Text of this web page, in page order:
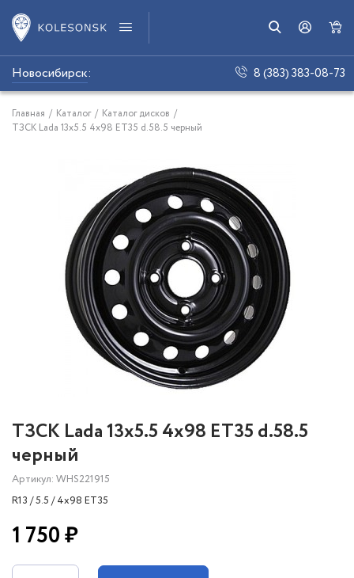
Новосибирск: 8 (383) 383-08-73
Главная / Каталог / Каталог дисков /
ТЗСК Lada 13x5.5 4x98 ET35 d.58.5 черный
ТЗСК Lada 13x5.5 4x98 ET35 d.58.5
черный
Артикул: WHS221915
R13 / 5.5 / 4x98 ET35
1 750 ₽